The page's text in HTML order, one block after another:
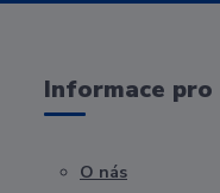
Informace pro
O nás